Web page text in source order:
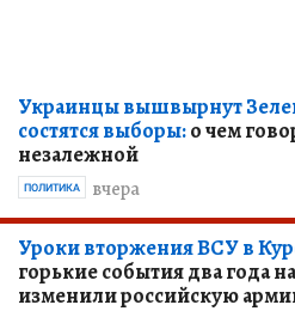
Украинцы вышвырнут
состятся выборы:о чем
незалежной
вчера
ПОЛИТИКА
Уроки вторжения ВСУ в
горькие события два года
изменили российскую